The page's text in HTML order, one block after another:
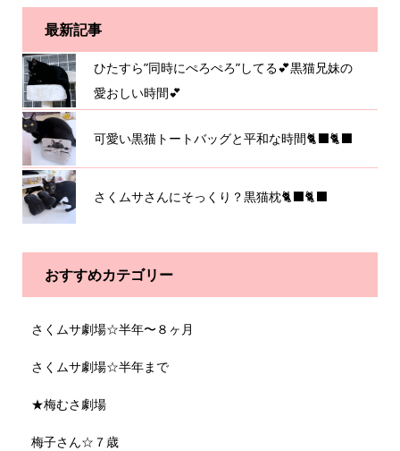
最新記事
ひたすら”同時にぺろぺろ”してる💕黒猫兄妹の
愛おしい時間💕
可愛い黒猫トートバッグと平和な時間🐈‍⬛🐈‍⬛
さくムサさんにそっくり？黒猫枕🐈‍⬛🐈‍⬛
おすすめカテゴリー
さくムサ劇場☆半年〜８ヶ月
さくムサ劇場☆半年まで
★梅むさ劇場
梅子さん☆７歳